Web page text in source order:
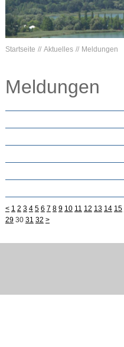
Startseite Aktuelles Meldungen
Meldungen
< 1 2 3 4 5 6 7 8 9 10 11 12 13 14 15
29 30 31 32 >